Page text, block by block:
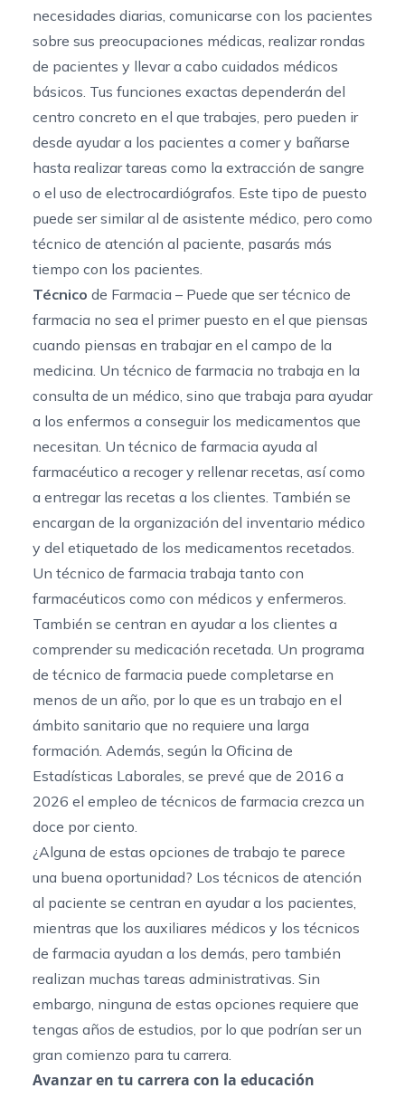
necesidades diarias, comunicarse con los pacientes
sobre sus preocupaciones médicas, realizar rondas
de pacientes y llevar a cabo cuidados médicos
básicos. Tus funciones exactas dependerán del
centro concreto en el que trabajes, pero pueden ir
desde ayudar a los pacientes a comer y bañarse
hasta realizar tareas como la extracción de sangre
o el uso de electrocardiógrafos. Este tipo de puesto
puede ser similar al de asistente médico, pero como
técnico de atención al paciente, pasarás más
tiempo con los pacientes.
Técnico de Farmacia – Puede que ser técnico de
farmacia no sea el primer puesto en el que piensas
cuando piensas en trabajar en el campo de la
medicina. Un técnico de farmacia no trabaja en la
consulta de un médico, sino que trabaja para ayudar
a los enfermos a conseguir los medicamentos que
necesitan. Un técnico de farmacia ayuda al
farmacéutico a recoger y rellenar recetas, así como
a entregar las recetas a los clientes. También se
encargan de la organización del inventario médico
y del etiquetado de los medicamentos recetados.
Un técnico de farmacia trabaja tanto con
farmacéuticos como con médicos y enfermeros.
También se centran en ayudar a los clientes a
comprender su medicación recetada. Un programa
de técnico de farmacia puede completarse en
menos de un año, por lo que es un trabajo en el
ámbito sanitario que no requiere una larga
formación. Además, según la Oficina de
Estadísticas Laborales , se prevé que de 2016 a
2026 el empleo de técnicos de farmacia crezca un
doce por ciento.
¿Alguna de estas opciones de trabajo te parece
una buena oportunidad? Los técnicos de atención
al paciente se centran en ayudar a los pacientes,
mientras que los auxiliares médicos y los técnicos
de farmacia ayudan a los demás, pero también
realizan muchas tareas administrativas. Sin
embargo, ninguna de estas opciones requiere que
tengas años de estudios, por lo que podrían ser un
gran comienzo para tu carrera.
Avanzar en tu carrera con la educación